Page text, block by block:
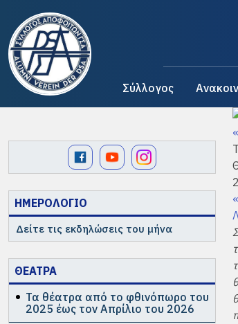
Σύλλογος
ΗΜΕΡΟΛΟΓΙΟ
Δείτε τις εκδηλώσεις του μήνα
ΘΕΑΤΡΑ
Τα θέατρα από το φθινόπωρο του
2025 έως τον Απρίλιο του 2026
«